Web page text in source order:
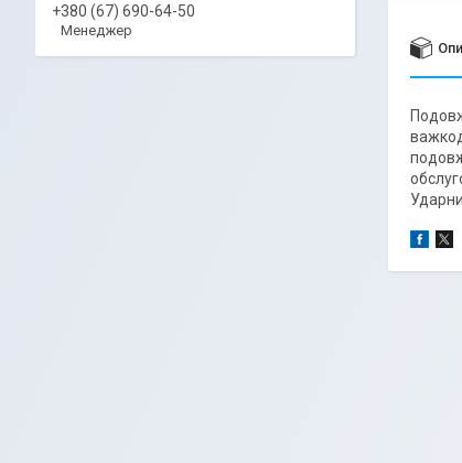
+380 (67) 690-64-50
Менеджер